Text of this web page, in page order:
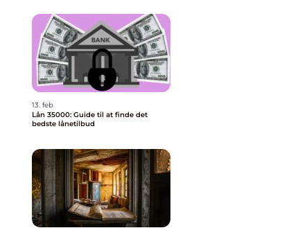
13. feb
Lån 35000: Guide til at finde det
bedste lånetilbud